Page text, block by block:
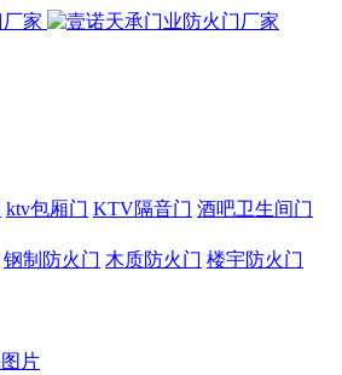
ktv包厢门 KTV隔音门 酒吧卫生间门
钢制防火门 木质防火门 楼宇防火门
片